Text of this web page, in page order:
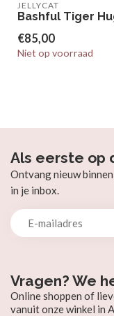
JELLYCAT
Bashful Tiger
€85,00
Niet op voorraad
Vragen? We
Online shoppen of
vanuit onze winkel in
Als eerste op
Ontvang nieuw
in je inbox.